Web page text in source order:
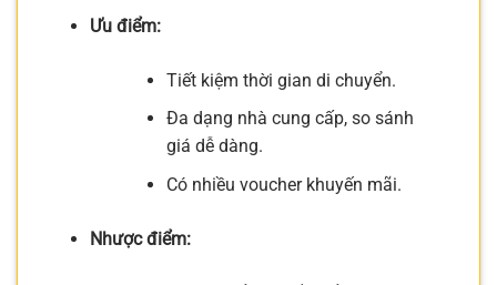
Ưu điểm:
Tiết kiệm thời gian di chuyển.
Đa dạng nhà cung cấp, so sánh
giá dễ dàng.
Có nhiều voucher khuyến mãi.
Nhược điểm: